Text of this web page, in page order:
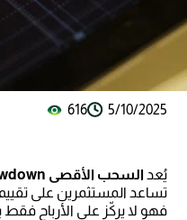
5/10/2025
616
يُعد السحب الأقصى Drawdown
تساعد المستثمرين على تقييم
فهو لا يركّز على الأرباح